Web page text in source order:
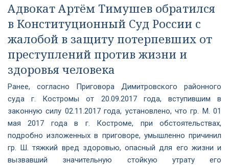
Адвокат Артём Тимушев обратился
в Конституционный Суд России с
жалобой в защиту потерпевших от
преступлений против жизни и
здоровья человека
Ранее, согласно Приговора Димитровского районного
суда г. Костромы от 20.09.2017 года, вступившим в
законную силу 02.11.2017 года, установлено, что гр. М. 01
мая 2017 года в г. Костроме, при обстоятельствах,
подробно изложенных в приговоре, умышленно причинил
гр. Ш. тяжкий вред здоровью, опасный для его жизни и
вызвавший значительную стойкую утрату его